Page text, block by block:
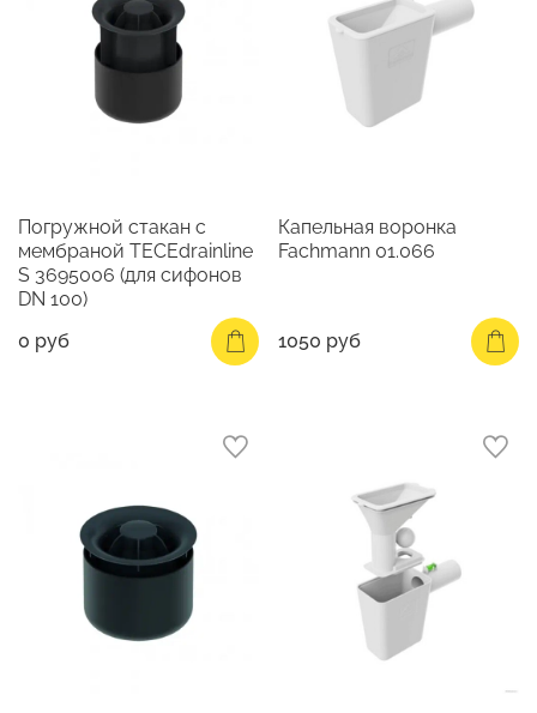
Погружной стакан с
мембраной TECEdrainline
S 3695006 (для сифонов
DN 100)
0 руб
Капельная воронка
Fachmann 01.066
1050 руб